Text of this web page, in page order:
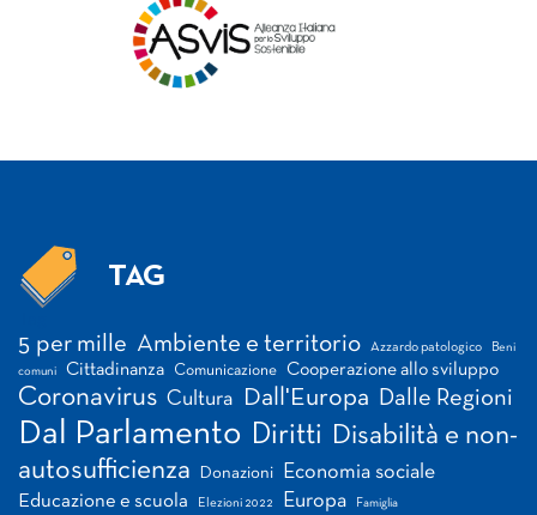
TAG
5 per mille Ambiente e territorio Azzardo patologico Beni
comuni Cittadinanza Comunicazione Cooperazione allo sviluppo
Coronavirus Cultura Dall'Europa Dalle Regioni
Dal Parlamento Diritti
Disabilità e non-
autosufficienza
Donazioni Economia sociale
Educazione e scuola Elezioni 2022 Europa Famiglia